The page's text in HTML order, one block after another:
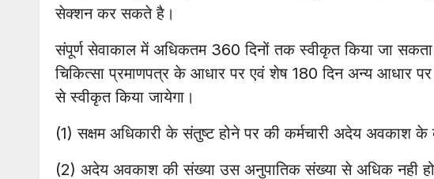
सेक्शन कर सकते है।
संपूर्ण सेवाकाल में अधिकतम 360 दिनों तक स्वीकृत किया जा
चिकित्सा प्रमाणपत्र के आधार पर एवं शेष 180 दिन अन्य आधार
से स्वीकृत किया जायेगा।
(1) सक्षम अधिकारी के संतुष्ट होने पर की कर्मचारी अदेय अवकाश के
(2) अदेय अवकाश की संख्या उस अनुपातिक संख्या से अधिक नही